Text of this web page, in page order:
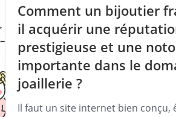
Comment un bijoutier
il acquérir une
prestigieuse et une
importante dans le
joaillerie ?
Il faut un site internet bien conçu,